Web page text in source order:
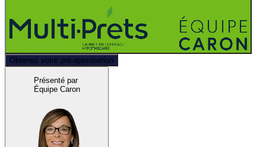
Obtenez votre pré-approbation
Présenté par
Équipe Caron